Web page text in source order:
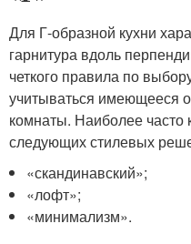
Для Г-образной кухни
гарнитура вдоль
четкого правила по
учитываться имеющееся
комнаты. Наиболее часто
следующих стилевых
«скандинавский»;
«лофт»;
«минимализм».